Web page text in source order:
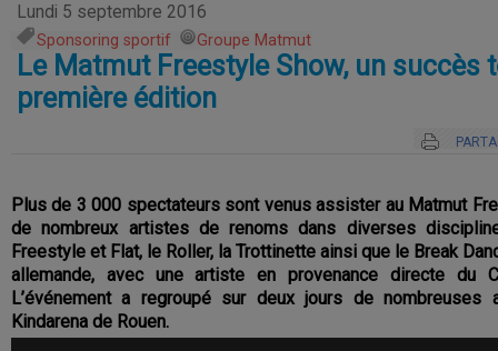
Lundi 5 septembre 2016
Sponsoring sportif Groupe Matmut
Le Matmut Freestyle Show, un succès
première édition
Plus de 3 000 spectateurs sont venus assister au Matmut
de nombreux artistes de renoms dans diverses
Freestyle et Flat, le Roller, la Trottinette ainsi que le Break
allemande, avec une artiste en provenance directe du
L’événement a regroupé sur deux jours de nombreuses
Kindarena de Rouen.